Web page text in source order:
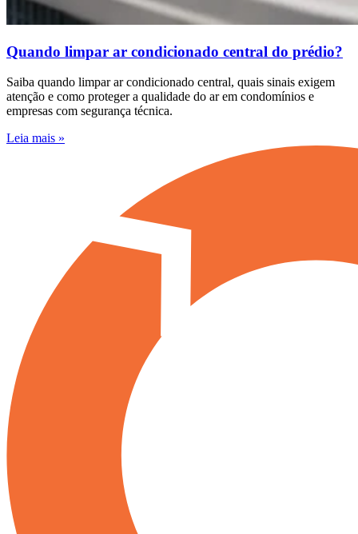
Quando limpar ar condicionado central do prédio?
Saiba quando limpar ar condicionado central, quais sinais exigem
atenção e como proteger a qualidade do ar em condomínios e
empresas com segurança técnica.
Leia mais »